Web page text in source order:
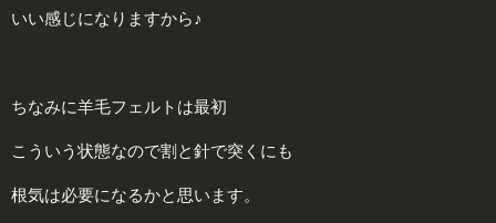
いい感じになりますから♪
ちなみに羊毛フェルトは最初
こういう状態なので割と針で突くにも
根気は必要になるかと思います。